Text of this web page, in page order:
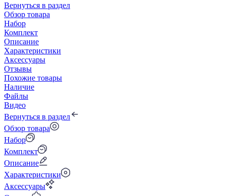
Вернуться в раздел
Обзор товара
Набор
Комплект
Описание
Характеристики
Аксессуары
Отзывы
Похожие товары
Наличие
Файлы
Видео
Вернуться в раздел
Обзор товара
Набор
Комплект
Описание
Характеристики
Аксессуары